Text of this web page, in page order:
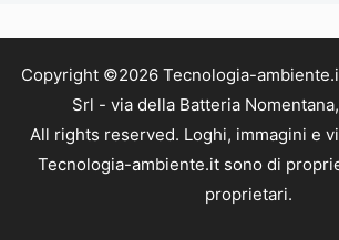
Copyright ©2026 Tecnologia-
Srl - via della Batteria
All rights reserved. Loghi, immagini e
Tecnologia-ambiente.it sono di
proprietari.